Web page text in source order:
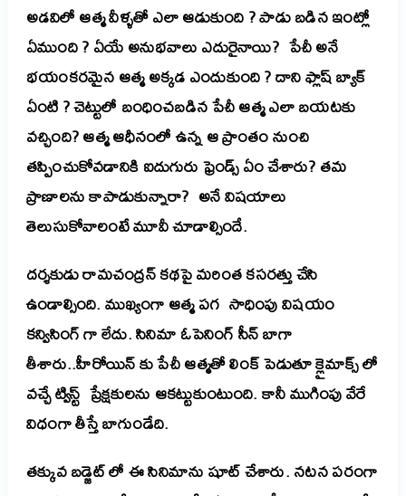
అడవిలో ఆత్మ వీళ్ళతో ఎలా ఆడుకుంది ? పాడు బడిన ఇంట్లో
ఏముంది ? ఏయే అనుభవాలు ఎదురైనాయి? పేచీ అనే
భయంకరమైన ఆత్మ అక్కడ ఎందుకుంది ? దాని ఫ్లాష్ బ్యాక్
ఏంటి ? చెట్టులో బంధించబడిన పేచీ ఆత్మ ఎలా బయటకు
వచ్చింది? ఆత్మ ఆధీనంలో ఉన్న ఆ ప్రాంతం నుంచి
తప్పించుకోవడానికి ఐదుగురు ఫ్రెండ్స్ ఏం చేశారు? తమ
ప్రాణాలను కాపాడుకున్నారా? అనే విషయాలు
తెలుసుకోవాలంటే మూవీ చూడాల్సిందే.
దర్శకుడు రామచంద్రన్ కథపై మరింత కసరత్తు చేసి
ఉండాల్సింది. ముఖ్యంగా ఆత్మ పగ సాధింపు విషయం
కన్విసింగ్ గా లేదు. సినిమా ఓపెనింగ్ సీన్ బాగా
తీశారు..హీరోయిన్ కు పేచీ ఆత్మతో లింక్ పెడుతూ క్లైమాక్స్ లో
వచ్చే ట్విస్ట్ ప్రేక్షకులను ఆకట్టుకుంటుంది. కానీ ముగింపు వేరే
విధంగా తీస్తే బాగుండేది.
తక్కువ బడ్జెట్ లో ఈ సినిమాను షూట్ చేశారు. నటన పరంగా